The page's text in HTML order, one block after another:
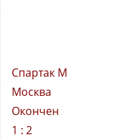
Спартак М
Москва
Окончен
1 : 2